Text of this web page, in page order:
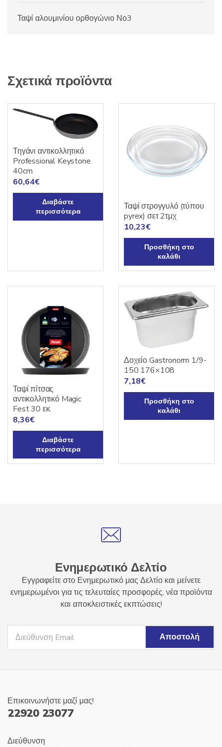
Ταψί αλουμινίου ορθογώνιο Νο3
Σχετικά προϊόντα
Τηγάνι αντικολλητικό
Professional Keystone
40cm
60,64€
Διαβάστε
περισσότερα
Ταψί στρογγυλό (τύπου
pyrex) σετ 2τμχ
10,23€
Προσθήκη στο
καλάθι
Ταψί πίτσας
αντικολλητικό Magic
Fest 30 εκ.
8,36€
Διαβάστε
περισσότερα
Δοχείο Gastronorm 1/9-
150 176×108
7,18€
Προσθήκη στο
καλάθι
Ενημερωτικό Δελτίο
Εγγραφείτε στο Ενημερωτικό μας Δελτίο και μείνετε
ενημερωμένοι για τις τελευταίες προσφορές, νέα προϊόντα
και αποκλειστικές εκπτώσεις!
Επικοινωνήστε μαζί μας!
22920 23077
Διεύθυνση